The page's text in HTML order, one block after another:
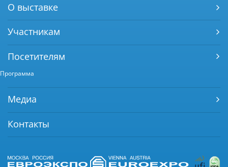
О выставке
Участникам
Посетителям
Программа
Медиа
Контакты